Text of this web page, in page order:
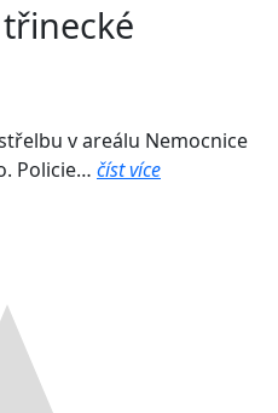
v areálu Nemocnice
Policie… číst více